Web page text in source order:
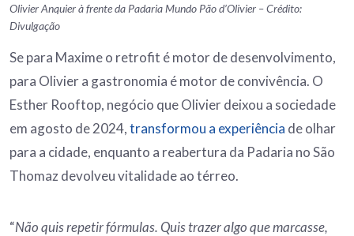
Olivier Anquier à frente da Padaria Mundo Pão d’Olivier – Crédito:
Divulgação
Se para Maxime o retrofit é motor de desenvolvimento,
para Olivier a gastronomia é motor de convivência. O
Esther Rooftop, negócio que Olivier deixou a sociedade
em agosto de 2024,transformou a experiência de olhar
para a cidade, enquanto a reabertura da Padaria no São
Thomaz devolveu vitalidade ao térreo.
“Não quis repetir fórmulas. Quis trazer algo que marcasse,